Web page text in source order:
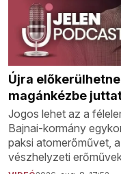
Újra
magánkézbe
Jogos lehet az a
Bajnai-kormány
paksi atomerőművet,
vészhelyzeti